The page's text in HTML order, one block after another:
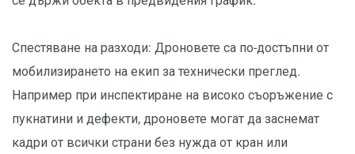
Спестяване на разходи: Дроновете са по-достъпни от
мобилизирането на екип за технически преглед.
Например при инспектиране на високо съоръжение с
пукнатини и дефекти, дроновете могат да заснемат
кадри от всички страни без нужда от кран или